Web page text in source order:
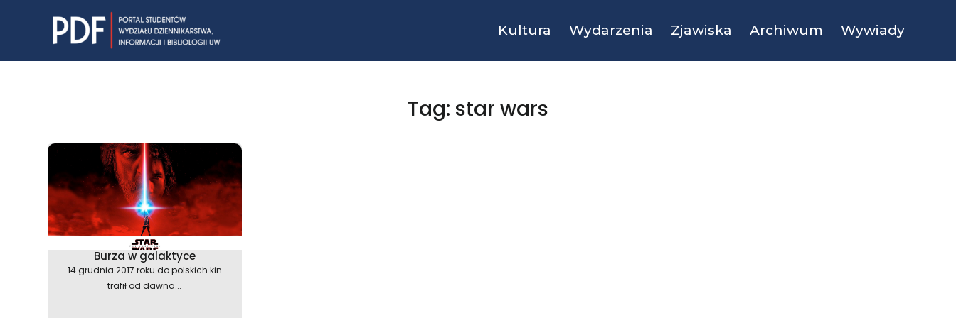
Kultura Wydarzenia Zjawiska Archiwum Wywiady
Tag: star wars
Burza w galaktyce
14 grudnia 2017 roku do polskich kin
trafił od dawna...